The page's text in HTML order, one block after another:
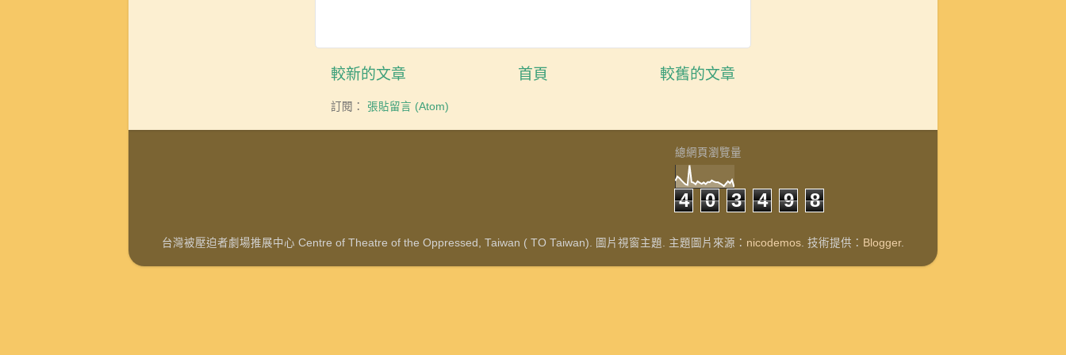
較新的文章 較舊的文章
首頁
訂閱： 張貼留言 (Atom)
總網頁瀏覽量
4 0 3 4 9 8
台灣被壓迫者劇場推展中心 Centre of Theatre of the Oppressed, Taiwan ( TO Taiwan). 圖片視窗主題. 主題圖片來源： nicodemos. 技術提供： Blogger.